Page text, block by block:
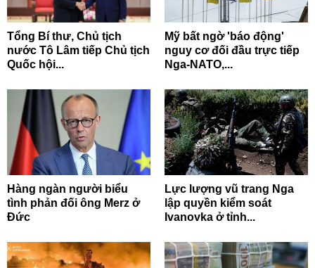
Tổng Bí thư, Chủ tịch
nước Tô Lâm tiếp Chủ tịch
Quốc hội...
Mỹ bất ngờ 'báo động'
nguy cơ đối đầu trực tiếp
Nga-NATO,...
Hàng ngàn người biểu
tình phản đối ông Merz ở
Đức
Lực lượng vũ trang Nga
lập quyền kiểm soát
Ivanovka ở tỉnh...